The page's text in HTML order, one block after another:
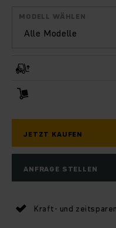
Alle Modelle
MODELL WÄHLEN
JETZT KAUFEN
ANFRAGE STELLEN
Kraft- und